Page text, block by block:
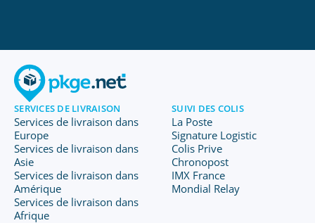
SERVICES DE LIVRAISON
Services de livraison dans
Europe
Services de livraison dans
Asie
Services de livraison dans
Amérique
Services de livraison dans
Afrique
SUIVI DES COLIS
La Poste
Signature Logistic
Colis Prive
Chronopost
IMX France
Mondial Relay